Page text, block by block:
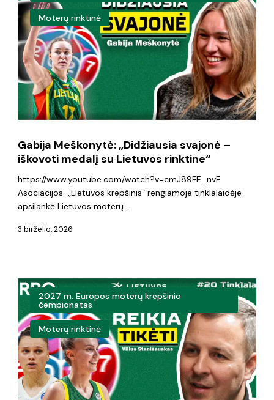
„Didžiausia
svajonė
–
iškovoti
medalį
rinktine“
Moterų rinktinė
Gabija Meškonytė: „Didžiausia svajonė –
iškovoti medalį su Lietuvos rinktine“
https://www.youtube.com/watch?v=cmJ89FE_nvE
Asociacijos „Lietuvos krepšinis“ rengiamoje tinklalaidėje
apsilankė Lietuvos moterų…
3 birželio, 2026
Lietuvos
rinktinės
vasaros
planus
pristatęs
V.
2027 m. Europos moterų krepšinio
čempionatas
Moterų rinktinė